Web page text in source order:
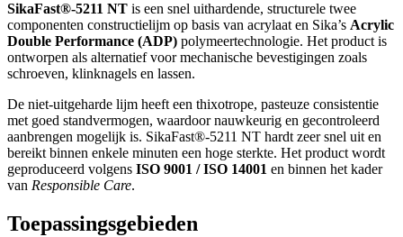
SikaFast®-5211 NT is een snel uithardende, structurele twee
componenten constructielijm op basis van acrylaat en Sika’s Acrylic
Double Performance (ADP) polymeertechnologie. Het product is
ontworpen als alternatief voor mechanische bevestigingen zoals
schroeven, klinknagels en lassen.
De niet-uitgeharde lijm heeft een thixotrope, pasteuze consistentie
met goed standvermogen, waardoor nauwkeurig en gecontroleerd
aanbrengen mogelijk is. SikaFast®-5211 NT hardt zeer snel uit en
bereikt binnen enkele minuten een hoge sterkte. Het product wordt
geproduceerd volgens ISO 9001 / ISO 14001 en binnen het kader
van Responsible Care.
Toepassingsgebieden